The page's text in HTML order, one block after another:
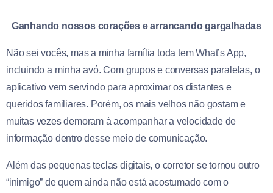
Ganhando nossos corações e arrancando gargalhadas
Não sei vocês, mas a minha família toda tem What’s App,
incluindo a minha avó. Com grupos e conversas paralelas, o
aplicativo vem servindo para aproximar os distantes e
queridos familiares. Porém, os mais velhos não gostam e
muitas vezes demoram à acompanhar a velocidade de
informação dentro desse meio de comunicação.
Além das pequenas teclas digitais, o corretor se tornou outro
“inimigo” de quem ainda não está acostumado com o